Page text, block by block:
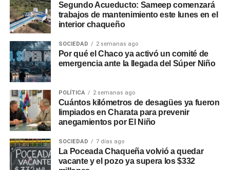
Segundo Acueducto: Sameep comenzará
trabajos de mantenimiento este lunes en el
interior chaqueño
SOCIEDAD 2 semanas ago
Por qué el Chaco ya activó un comité de
emergencia ante la llegada del Súper Niño
POLÍTICA 2 semanas ago
Cuántos kilómetros de desagües ya fueron
limpiados en Charata para prevenir
anegamientos por El Niño
SOCIEDAD 7 días ago
La Poceada Chaqueña volvió a quedar
vacante y el pozo ya supera los $332